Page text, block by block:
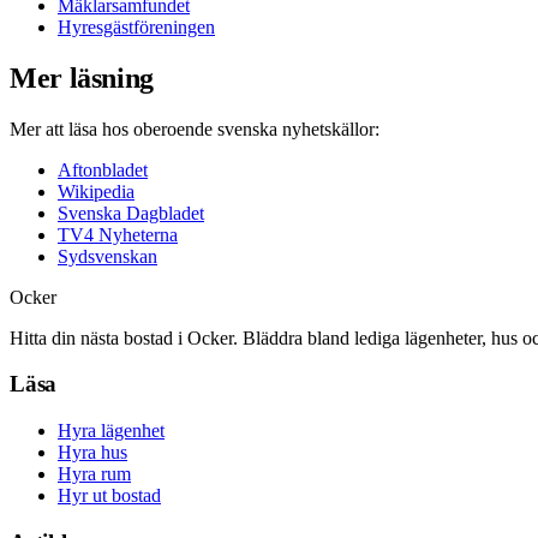
Mäklarsamfundet
Hyresgästföreningen
Mer läsning
Mer att läsa hos oberoende svenska nyhetskällor:
Aftonbladet
Wikipedia
Svenska Dagbladet
TV4 Nyheterna
Sydsvenskan
Ocker
Hitta din nästa bostad i Ocker. Bläddra bland lediga lägenheter, hus
Läsa
Hyra lägenhet
Hyra hus
Hyra rum
Hyr ut bostad